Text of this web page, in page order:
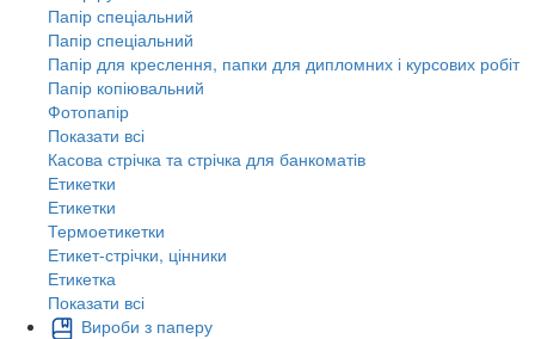
Папір спеціальний
Папір спеціальний
Папір для креслення, папки для дипломних і курсових робіт
Папір копіювальний
Фотопапір
Показати всі
Касова стрічка та стрічка для банкоматів
Етикетки
Етикетки
Термоетикетки
Етикет-стрічки, цінники
Етикетка
Показати всі
Вироби з паперу